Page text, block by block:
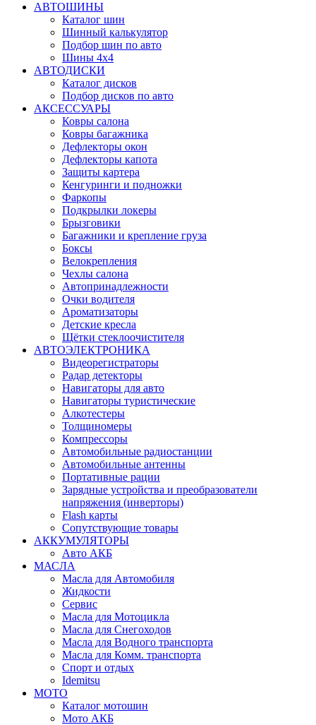
АВТОШИНЫ
Каталог шин
Шинный калькулятор
Подбор шин по авто
Шины 4x4
АВТОДИСКИ
Каталог дисков
Подбор дисков по авто
АКСЕССУАРЫ
Ковры салона
Ковры багажника
Дефлекторы окон
Дефлекторы капота
Защиты картера
Кенгуринги и подножки
Фаркопы
Подкрылки локеры
Брызговики
Багажники и крепление груза
Боксы
Велокрепления
Чехлы салона
Автопринадлежности
Очки водителя
Ароматизаторы
Детские кресла
Щётки стеклоочистителя
АВТОЭЛЕКТРОНИКА
Видеорегистраторы
Радар детекторы
Навигаторы для авто
Навигаторы туристические
Алкотестеры
Толщиномеры
Компрессоры
Автомобильные радиостанции
Автомобильные антенны
Портативные рации
Зарядные устройства и преобразователи
напряжения (инверторы)
Flash карты
Сопутствующие товары
АККУМУЛЯТОРЫ
Авто АКБ
МАСЛА
Масла для Автомобиля
Жидкости
Сервис
Масла для Мотоцикла
Масла для Снегоходов
Масла для Водного транспорта
Масла для Комм. транспорта
Спорт и отдых
Idemitsu
МОТО
Каталог мотошин
Мото АКБ